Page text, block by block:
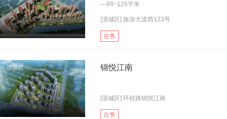
—88~125平米
[清城区] 旅游大道西123号
在售
锦悦江南
[清城区] 环校路锦悦江南
在售